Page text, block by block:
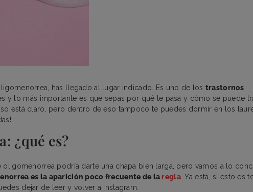
has llegado al lugar indicado. Es uno de los trastornos
y lo más importante es que sepas por qué te pasa y cómo se puede
está claro, pero dentro de eso tampoco te puedes dormir en los
¿qué es?
oligomenorrea podría darte una chapa bien larga, pero vamos a lo
es la aparición poco frecuente de la regla. Ya está, si esto es
dejar de leer y volver a Instagram.